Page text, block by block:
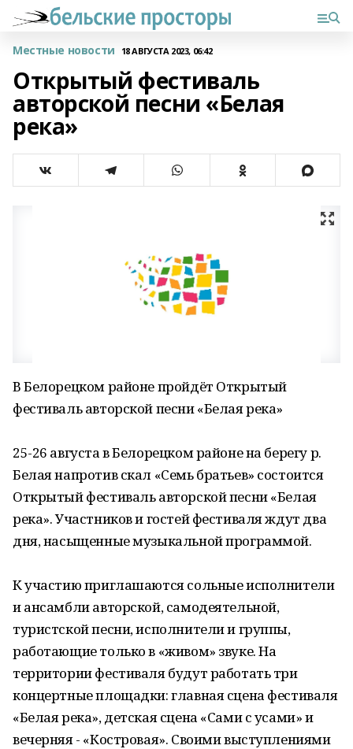
Местные новости 18 АВГУСТА 2023, 06:42
Открытый фестиваль
авторской песни «Белая
река»
В Белорецком районе пройдёт Открытый
фестиваль авторской песни «Белая река»
25-26 августа в Белорецком районе на берегу р.
Белая напротив скал «Семь братьев» состоится
Открытый фестиваль авторской песни «Белая
река». Участников и гостей фестиваля ждут два
дня, насыщенные музыкальной программой.
К участию приглашаются сольные исполнители
и ансамбли авторской, самодеятельной,
туристской песни, исполнители и группы,
работающие только в «живом» звуке. На
территории фестиваля будут работать три
концертные площадки: главная сцена фестиваля
«Белая река», детская сцена «Сами с усами» и
вечерняя - «Костровая». Своими выступлениями